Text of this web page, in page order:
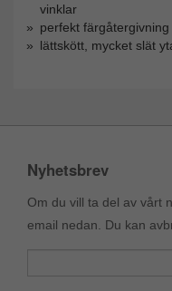
vinklar
perfekt
lättskött, mycket slät
Nyhetsbrev
Om du vill ta del av vårt
email nedan. Du kan